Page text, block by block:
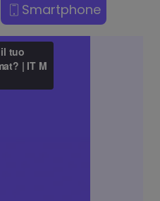
Smartphone